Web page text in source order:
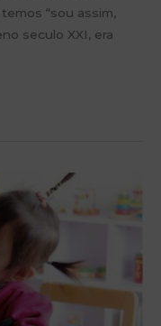
“sou assim,
seculo XXI, era